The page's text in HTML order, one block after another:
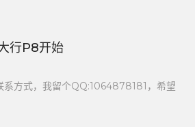
行P8开始
系方式，我留个QQ:1064878181，希望